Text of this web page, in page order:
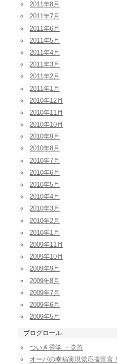
2011年8月
2011年7月
2011年6月
2011年5月
2011年4月
2011年3月
2011年2月
2011年1月
2010年12月
2010年11月
2010年10月
2010年9月
2010年8月
2010年7月
2010年6月
2010年5月
2010年4月
2010年3月
2010年2月
2010年1月
2009年11月
2009年10月
2009年9月
2009年8月
2009年7月
2009年6月
2009年5月
ブログロール
ついき秀学 ・党首
オーパの幸福実現党応援宣言！